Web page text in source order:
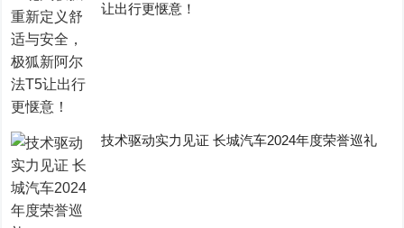
让出行更惬意！
技术驱动实力见证 长城汽车2024年度荣誉巡礼